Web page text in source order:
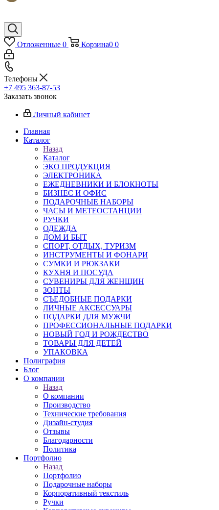
Отложенные 0 Корзина0 0
Телефоны
+7 495 363-87-53
Заказать звонок
Личный кабинет
Главная
Каталог
Назад
Каталог
ЭКО ПРОДУКЦИЯ
ЭЛЕКТРОНИКА
ЕЖЕДНЕВНИКИ И БЛОКНОТЫ
БИЗНЕС И ОФИС
ПОДАРОЧНЫЕ НАБОРЫ
ЧАСЫ И МЕТЕОСТАНЦИИ
РУЧКИ
ОДЕЖДА
ДОМ И БЫТ
СПОРТ, ОТДЫХ, ТУРИЗМ
ИНСТРУМЕНТЫ И ФОНАРИ
СУМКИ И РЮКЗАКИ
КУХНЯ И ПОСУДА
СУВЕНИРЫ ДЛЯ ЖЕНЩИН
ЗОНТЫ
СЪЕДОБНЫЕ ПОДАРКИ
ЛИЧНЫЕ АКСЕССУАРЫ
ПОДАРКИ ДЛЯ МУЖЧИ
ПРОФЕССИОНАЛЬНЫЕ ПОДАРКИ
НОВЫЙ ГОД И РОЖДЕСТВО
ТОВАРЫ ДЛЯ ДЕТЕЙ
УПАКОВКА
Полиграфия
Блог
О компании
Назад
О компании
Производство
Технические требования
Дизайн-студия
Отзывы
Благодарности
Политика
Портфолио
Назад
Портфолио
Подарочные наборы
Корпоративный текстиль
Ручки